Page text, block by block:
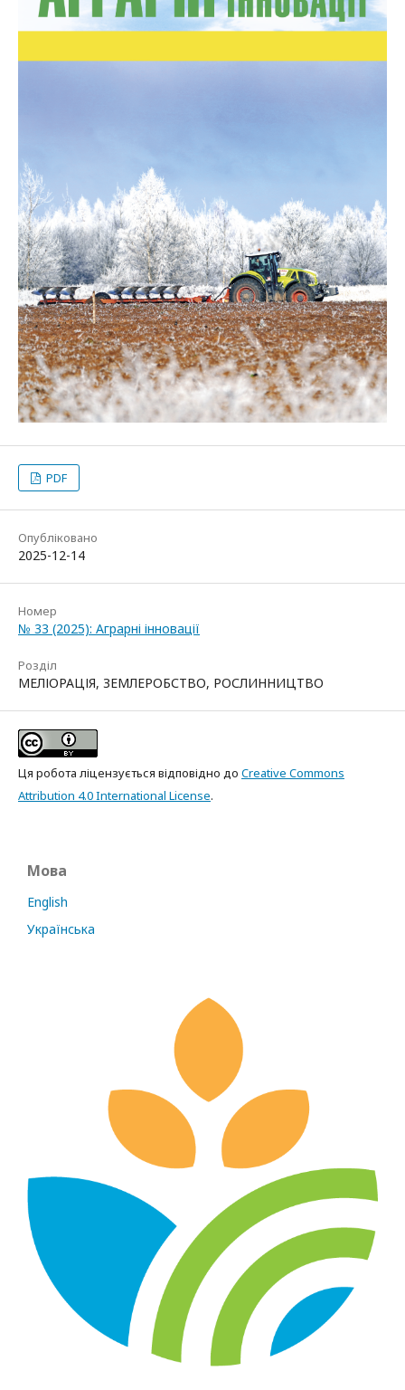
PDF
Опубліковано
2025-12-14
Номер
№ 33 (2025): Аграрні інновації
Розділ
МЕЛІОРАЦІЯ, ЗЕМЛЕРОБСТВО, РОСЛИННИЦТВО
Ця робота ліцензується відповідно до Creative Commons
Attribution 4.0 International License.
Мова
English
Українська